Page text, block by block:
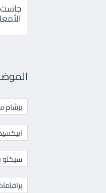
جاست
برشام
سيكلو